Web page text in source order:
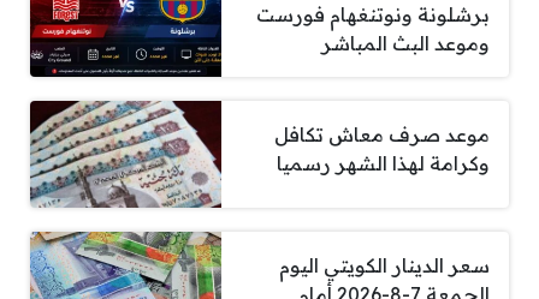
برشلونة ونوتنغهام فورست
وموعد البث المباشر
موعد صرف معاش تكافل
وكرامة لهذا الشهر رسميا
سعر الدينار الكويتي اليوم
الجمعة 7-8-2026 أمام